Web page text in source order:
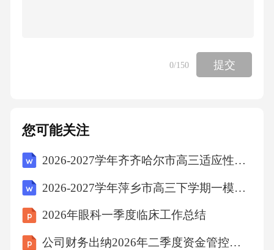
B.1
C.-1
D.不存在
10.函数y由方程y=ln(xy)确定，则y'等于
0/150 提交
您可能关注
2026-2027学年齐齐哈尔市高三适应性调研考试物理试题（含答案解析）
2026-2027学年萍乡市高三下学期一模考试物理试题（含答案解析）
2026年眼科一季度临床工作总结
公司财务出纳2026年二季度资金管控工作总结